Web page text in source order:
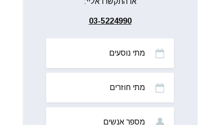
03-5224990
נוסעים
חוזרים